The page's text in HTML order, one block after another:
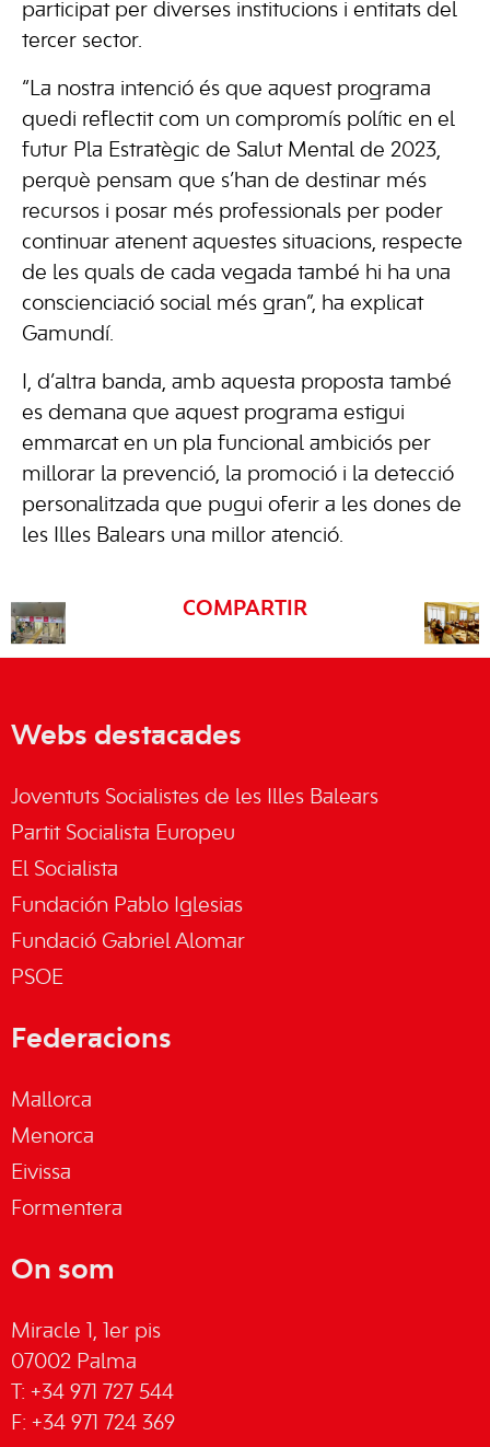
participat per diverses institucions i entitats del
tercer sector.
“La nostra intenció és que aquest programa
quedi reflectit com un compromís polític en el
futur Pla Estratègic de Salut Mental de 2023,
perquè pensam que s’han de destinar més
recursos i posar més professionals per poder
continuar atenent aquestes situacions, respecte
de les quals de cada vegada també hi ha una
conscienciació social més gran”, ha explicat
Gamundí.
I, d’altra banda, amb aquesta proposta també
es demana que aquest programa estigui
emmarcat en un pla funcional ambiciós per
millorar la prevenció, la promoció i la detecció
personalitzada que pugui oferir a les dones de
les Illes Balears una millor atenció.
COMPARTIR
Webs destacades
Joventuts Socialistes de les Illes Balears
Partit Socialista Europeu
El Socialista
Fundación Pablo Iglesias
Fundació Gabriel Alomar
PSOE
Federacions
Mallorca
Menorca
Eivissa
Formentera
On som
Miracle 1, 1er pis
07002 Palma
T: +34 971 727 544
F: +34 971 724 369